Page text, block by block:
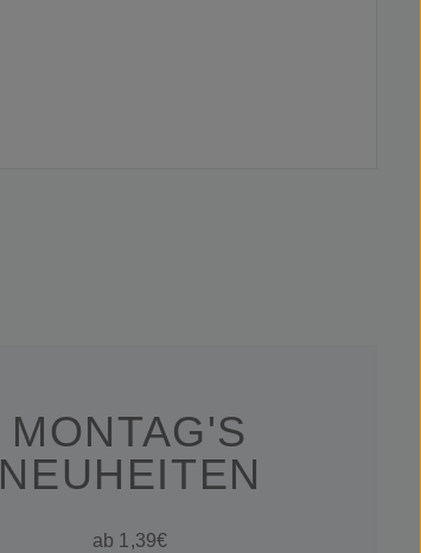
MONTAG'S
NEUHEITEN
ab 1,39€